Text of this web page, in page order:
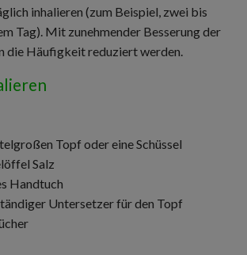
inhalieren (zum Beispiel, zwei bis
Tag). Mit zunehmender Besserung der
die Häufigkeit reduziert werden.
Topf oder eine Schüssel
Salz
Handtuch
Untersetzer für den Topf